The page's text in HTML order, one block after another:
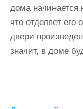
дома начинается
что отделяет
двери
значит, в доме